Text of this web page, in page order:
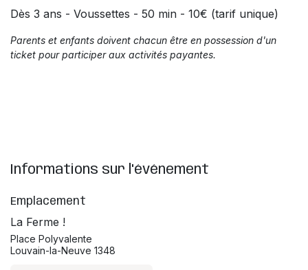
Dès 3 ans - Voussettes - 50 min - 10€ (tarif unique)
Parents et enfants doivent chacun être en possession d'un
ticket pour participer aux activités payantes.
Informations sur l'événement
Emplacement
La Ferme !
Place Polyvalente
Louvain-la-Neuve 1348